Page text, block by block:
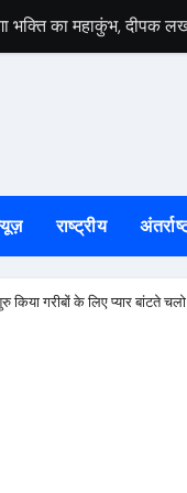
भक्ति का महाकुंभ, दीपक
ताकत : सुदेश महतो
1000 कांवरियों का
भीतर बैठे अनिल महतो की
को विधायक सोनाराम
राष्ट्रीय
किया गरीबों के लिए प्यार बांटते